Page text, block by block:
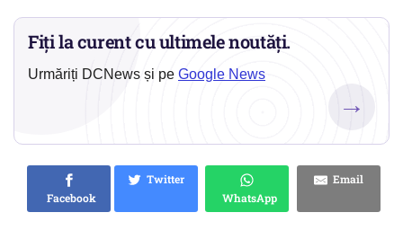
Fiți la curent cu ultimele noutăți.
Urmăriți DCNews și pe Google News
→
Facebook
Twitter
WhatsApp
Email